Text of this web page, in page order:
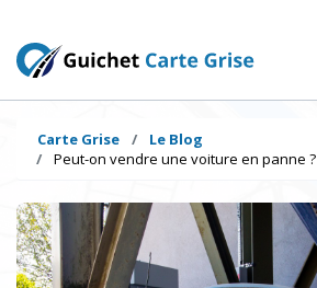
Carte Grise
Le Blog
Peut-on vendre une voiture en panne ?